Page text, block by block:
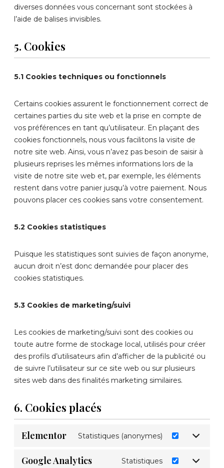
diverses données vous concernant sont stockées à
l’aide de balises invisibles.
5. Cookies
5.1 Cookies techniques ou fonctionnels
Certains cookies assurent le fonctionnement correct de
certaines parties du site web et la prise en compte de
vos préférences en tant qu’utilisateur. En plaçant des
cookies fonctionnels, nous vous facilitons la visite de
notre site web. Ainsi, vous n’avez pas besoin de saisir à
plusieurs reprises les mêmes informations lors de la
visite de notre site web et, par exemple, les éléments
restent dans votre panier jusqu’à votre paiement. Nous
pouvons placer ces cookies sans votre consentement.
5.2 Cookies statistiques
Puisque les statistiques sont suivies de façon anonyme,
aucun droit n’est donc demandée pour placer des
cookies statistiques.
5.3 Cookies de marketing/suivi
Les cookies de marketing/suivi sont des cookies ou
toute autre forme de stockage local, utilisés pour créer
des profils d’utilisateurs afin d’afficher de la publicité ou
de suivre l’utilisateur sur ce site web ou sur plusieurs
sites web dans des finalités marketing similaires.
6. Cookies placés
Elementor Statistiques (anonymes)
Google Analytics Statistiques